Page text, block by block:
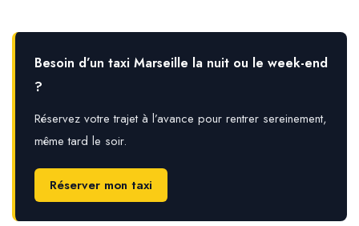
Besoin d’un taxi Marseille la nuit ou le week-end
?
Réservez votre trajet à l’avance pour rentrer sereinement,
même tard le soir.
Réserver mon taxi